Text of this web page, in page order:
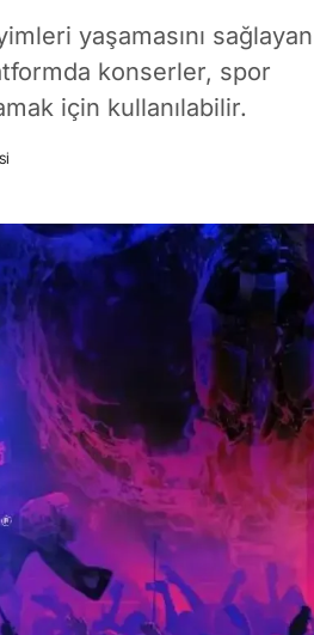
yaşamasını
konserler, spor
için kullanılabilir.